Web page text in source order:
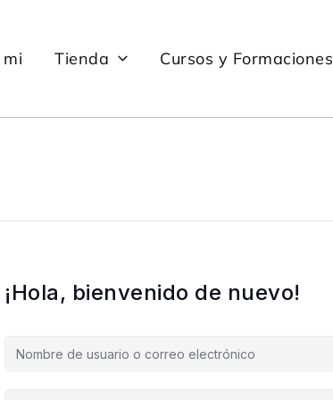
Tienda Cursos y Formaciones
¡Hola, bienvenido de nuevo!